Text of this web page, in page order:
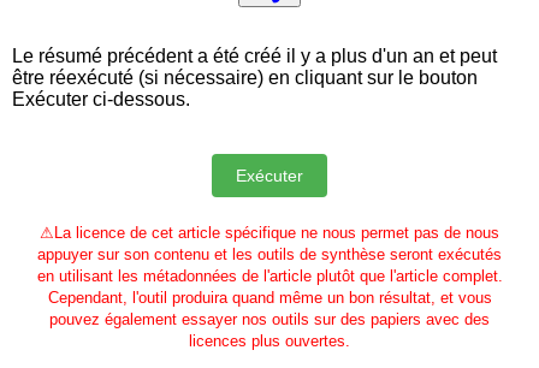
Le résumé précédent a été créé il y a plus d'un an et peut
être réexécuté (si nécessaire) en cliquant sur le bouton
Exécuter ci-dessous.
⚠ La licence de cet article spécifique ne nous permet pas de nous
appuyer sur son contenu et les outils de synthèse seront exécutés
en utilisant les métadonnées de l'article plutôt que l'article complet.
Cependant, l'outil produira quand même un bon résultat, et vous
pouvez également essayer nos outils sur des papiers avec des
licences plus ouvertes.